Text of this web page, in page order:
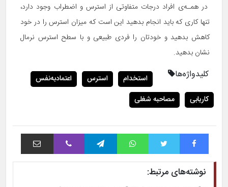
در همـه‌ی افراد درجات متفاوتی از استرس و اضطراب وجود دارد،
تنها کاری که باید انجام بدهید این است که میزان استرس را در خود
کاهش بدهید و خودتان را فردی طبیعی و با سطح استرس نرمال
نشان بدهید.
کلیدواژه‌ها استخدام استرس
اعتمادبه‌نفس
کاریابی
مصاحبه شغلی
فیس بوک توییتر واتس آپ تلگرام وایبر اشتراک با ایمیل
نوشته‌های مرتبط: